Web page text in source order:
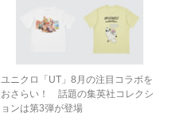
ユニクロ「UT」8月の注目コラボを
おさらい！ 話題の集英社コレクシ
ョンは第3弾が登場